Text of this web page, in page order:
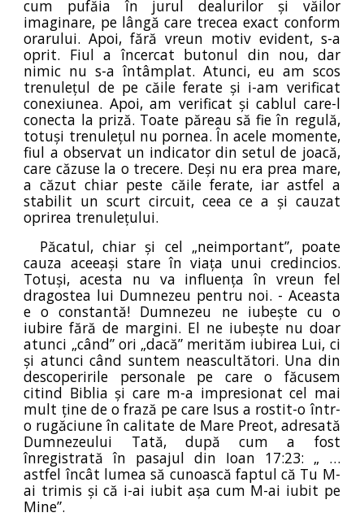
cum pufăia în jurul dealurilor și văilor
imaginare, pe lângă care trecea exact conform
orarului. Apoi, fără vreun motiv evident, s-a
oprit. Fiul a încercat butonul din nou, dar
nimic nu s-a întâmplat. Atunci, eu am scos
trenulețul de pe căile ferate și i-am verificat
conexiunea. Apoi, am verificat și cablul care-l
conecta la priză. Toate păreau să fie în regulă,
totuși trenulețul nu pornea. În acele momente,
fiul a observat un indicator din setul de joacă,
care căzuse la o trecere. Deși nu era prea mare,
a căzut chiar peste căile ferate, iar astfel a
stabilit un scurt circuit, ceea ce a și cauzat
oprirea trenulețului.
Păcatul, chiar și cel „neimportant”, poate
cauza aceeași stare în viața unui credincios.
Totuși, acesta nu va influența în vreun fel
dragostea lui Dumnezeu pentru noi. - Aceasta
e o constantă! Dumnezeu ne iubește cu o
iubire fără de margini. El ne iubește nu doar
atunci „când” ori „dacă” merităm iubirea Lui, ci
și atunci când suntem neascultători. Una din
descoperirile personale pe care o făcusem
citind Biblia și care m-a impresionat cel mai
mult ține de o frază pe care Isus a rostit-o într-
o rugăciune în calitate de Mare Preot, adresată
Dumnezeului Tată, după cum a fost
înregistrată în pasajul din Ioan 17:23: „ …
astfel încât lumea să cunoască faptul că Tu M-
ai trimis și că i-ai iubit așa cum M-ai iubit pe
Mine”.